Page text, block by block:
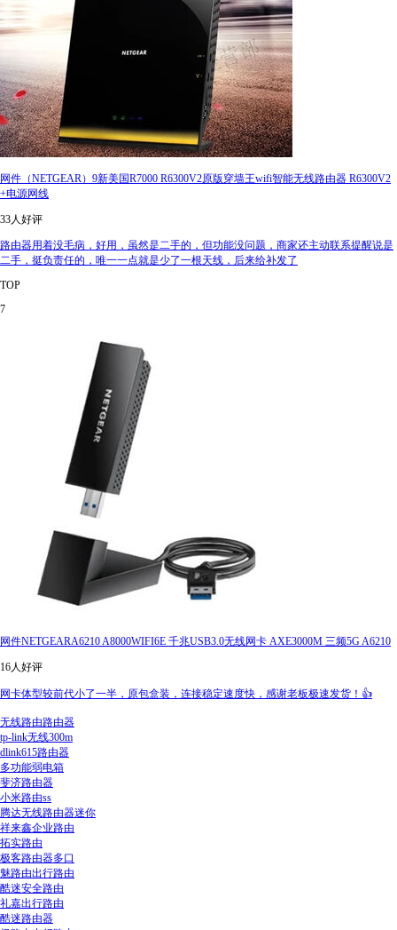
网件（NETGEAR）9新美国R7000 R6300V2原版穿墙王wifi智能无线路由器 R6300V2
+电源网线
33人好评
路由器用着没毛病，好用，虽然是二手的，但功能没问题，商家还主动联系提醒说是
二手，挺负责任的，唯一一点就是少了一根天线，后来给补发了
TOP
7
网件NETGEARA6210 A8000WIFI6E 千兆USB3.0无线网卡 AXE3000M 三频5G A6210
16人好评
网卡体型较前代小了一半，原包盒装，连接稳定速度快，感谢老板极速发货！👍
无线路由路由器
tp-link无线300m
dlink615路由器
多功能弱电箱
斐济路由器
小米路由ss
腾达无线路由器迷你
祥来鑫企业路由
拓实路由
极客路由器多口
魅路由出行路由
酷迷安全路由
礼嘉出行路由
酷迷路由器